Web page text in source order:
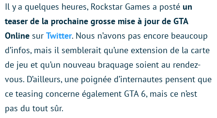
Il y a quelques heures, Rockstar Games a posté un
teaser de la prochaine grosse mise à jour de GTA
Online sur Twitter. Nous n’avons pas encore beaucoup
d’infos, mais il semblerait qu’une extension de la carte
de jeu et qu’un nouveau braquage soient au rendez-
vous. D’ailleurs, une poignée d’internautes pensent que
ce teasing concerne également GTA 6, mais ce n’est
pas du tout sûr.